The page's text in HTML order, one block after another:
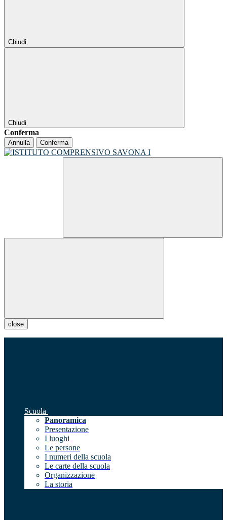
Chiudi
Chiudi
Conferma
Annulla Conferma
close
Scuola
Panoramica
Presentazione
I luoghi
Le persone
I numeri della scuola
Le carte della scuola
Organizzazione
La storia